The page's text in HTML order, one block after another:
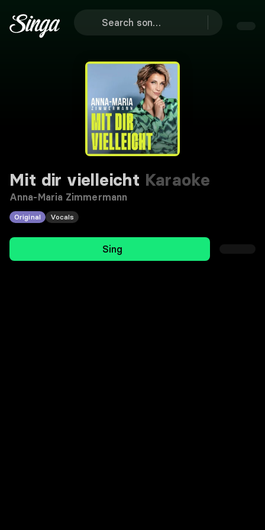
Mit dir vielleicht Karaoke
Anna-Maria Zimmermann
Original Vocals
Sing